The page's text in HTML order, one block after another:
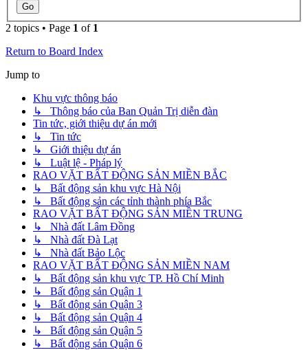
2 topics • Page 1 of 1
Return to Board Index
Jump to
Khu vực thông báo
↳ Thông báo của Ban Quản Trị diễn đàn
Tin tức, giới thiệu dự án mới
↳ Tin tức
↳ Giới thiệu dự án
↳ Luật lệ - Pháp lý
RAO VẶT BẤT ĐỘNG SẢN MIỀN BẮC
↳ Bất động sản khu vực Hà Nội
↳ Bất động sản các tỉnh thành phía Bắc
RAO VẶT BẤT ĐỘNG SẢN MIỀN TRUNG
↳ Nhà đất Lâm Đồng
↳ Nhà đất Đà Lạt
↳ Nhà đất Bảo Lộc
RAO VẶT BẤT ĐỘNG SẢN MIỀN NAM
↳ Bất động sản khu vực TP. Hồ Chí Minh
↳ Bất động sản Quận 1
↳ Bất động sản Quận 3
↳ Bất động sản Quận 4
↳ Bất động sản Quận 5
↳ Bất động sản Quận 6